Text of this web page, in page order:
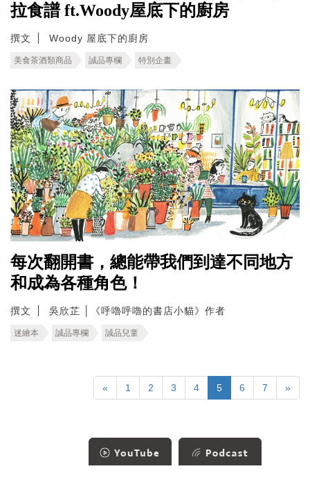
拉食譜 ft.Woody屋底下的廚房
撰文 Woody 屋底下的廚房
美食茶酒類商品 誠品專欄 特別企畫
每次翻開書，總能帶我們到達不同地方
和成為各種角色！
撰文 吳欣芷 │《呼嚕呼嚕的書店小貓》作者
迷繪本 誠品專欄 誠品兒童
« 1 2 3 4 5 6 7 »